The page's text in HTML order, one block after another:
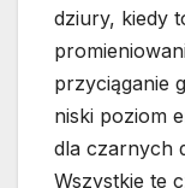
dziury, kiedy
przyciąganie
niski poziom
dla czarnych
Wszystkie te